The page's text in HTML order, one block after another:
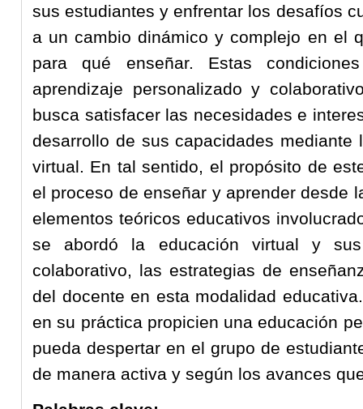
sus estudiantes y enfrentar los desafíos
a un cambio dinámico y complejo en el
para qué enseñar. Estas
aprendizaje personalizado y
busca satisfacer las necesidades e
desarrollo de sus capacidades
virtual. En tal sentido, el propósito de
el proceso de enseñar y aprender desde
elementos teóricos educativos
se abordó la educación virtual y
colaborativo, las estrategias de
del docente en esta modalidad
en su práctica propicien una educación
pueda despertar en el grupo de
de manera activa y según los avances